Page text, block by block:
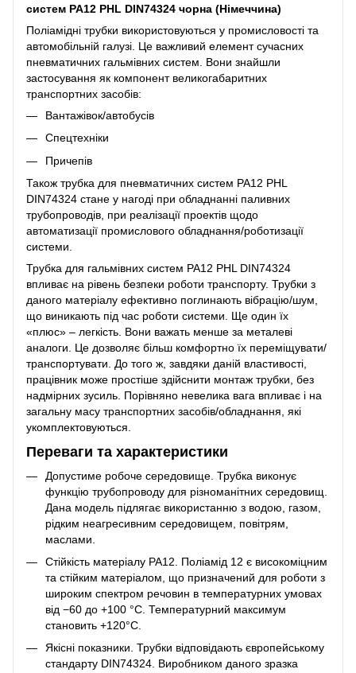
систем PA12 PHL DIN74324 чорна (Німеччина)
Поліамідні трубки використовуються у промисловості та
автомобільній галузі. Це важливий елемент сучасних
пневматичних гальмівних систем. Вони знайшли
застосування як компонент великогабаритних
транспортних засобів:
Вантажівок/автобусів
Спецтехніки
Причепів
Також трубка для пневматичних систем PA12 PHL
DIN74324 стане у нагоді при обладнанні паливних
трубопроводів, при реалізації проектів щодо
автоматизації промислового обладнання/роботизації
системи.
Трубка для гальмівних систем PA12 PHL DIN74324
впливає на рівень безпеки роботи транспорту. Трубки з
даного матеріалу ефективно поглинають вібрацію/шум,
що виникають під час роботи системи. Ще один їх
«плюс» – легкість. Вони важать менше за металеві
аналоги. Це дозволяє більш комфортно їх переміщувати/
транспортувати. До того ж, завдяки даній властивості,
працівник може простіше здійснити монтаж трубки, без
надмірних зусиль. Порівняно невелика вага впливає і на
загальну масу транспортних засобів/обладнання, які
укомплектовуються.
Переваги та характеристики
Допустиме робоче середовище. Трубка виконує
функцію трубопроводу для різноманітних середовищ.
Дана модель підлягає використанню з водою, газом,
рідким неагресивним середовищем, повітрям,
маслами.
Стійкість матеріалу PA12. Поліамід 12 є високоміцним
та стійким матеріалом, що призначений для роботи з
широким спектром речовин в температурних умовах
від −60 до +100 °C. Температурний максимум
становить +120°C.
Якісні показники. Трубки відповідають європейському
стандарту DIN74324. Виробником даного зразка